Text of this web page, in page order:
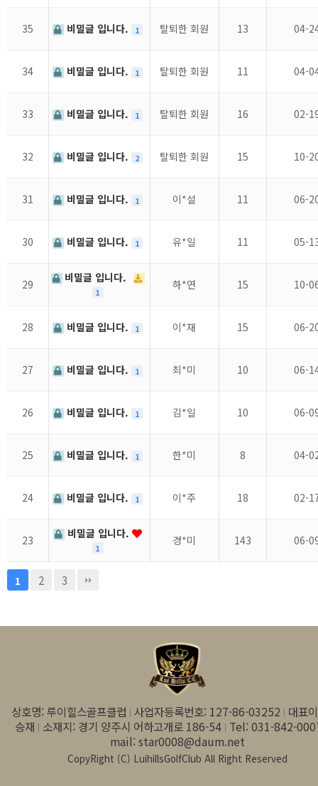
35 비밀글 입니다. 1 탈퇴한 회원 13 04-
34 비밀글 입니다. 1 탈퇴한 회원 11 04-
33 비밀글 입니다. 1 탈퇴한 회원 16 02-
32 비밀글 입니다. 2 탈퇴한 회원 15 10-
31 비밀글 입니다. 1 이*설 11 06-
30 비밀글 입니다. 1 유*일 11 05-
29 비밀글 입니다.
1
하*연 15 10-
28 비밀글 입니다. 1 이*재 15 06-
27 비밀글 입니다. 1 최*미 10 06-
26 비밀글 입니다. 1 김*일 10 06-
25 비밀글 입니다. 1 한*미 8 04-
24 비밀글 입니다. 1 이*주 18 02-
23 비밀글 입니다.
1
경*미 143 06-
1 2 3
상호명: 루이힐스골프클럽 사업자등록번호: 127-86-03252 대표
승재 소재지: 경기 양주시 어하고개로 186-54 Tel: 031-842-
mail: star0008@daum.net
CopyRight (C) LuihillsGolfClub All Right Reserved